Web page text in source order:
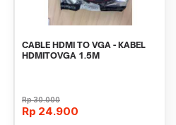
CABLE HDMI TO VGA - KABEL
HDMITOVGA 1.5M
Rp30.000
Rp 24.900